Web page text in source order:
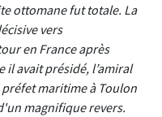
ottomane fut totale. La
vers
en France après
il avait présidé, l’amiral
maritime à Toulon
magnifique revers.